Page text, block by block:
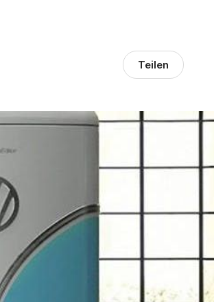
Teilen